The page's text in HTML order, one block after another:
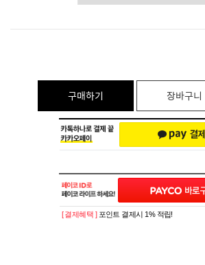
구매하기 장바구니
[ 결제혜택 ] 포인트 결제시 1% 적립!